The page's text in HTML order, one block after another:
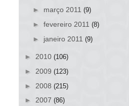
► março 2011 (9)
► fevereiro 2011 (8)
► janeiro 2011 (9)
► 2010 (106)
► 2009 (123)
► 2008 (215)
► 2007 (86)